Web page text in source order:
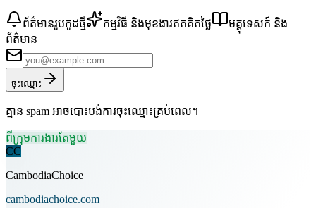
ព័ត៌មានរូបកូដថ្មី កម្មវិធី និងមុខងារឥតគិតថ្លៃ
មគ្គុទេសក៍ និង
ព័ត៌មាន
ចុះឈ្មោះ
គ្មាន spam អាចបោះបង់ការចុះឈ្មោះគ្រប់ពេល។
ពីក្រុមការងារតែមួយ
CC
CambodiaChoice
cambodiachoice.com